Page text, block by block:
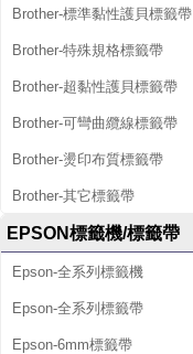
Brother-標準黏性護貝標籤帶
Brother-特殊規格標籤帶
Brother-超黏性護貝標籤帶
Brother-可彎曲纜線標籤帶
Brother-燙印布質標籤帶
Brother-其它標籤帶
EPSON標籤機/標籤帶
Epson-全系列標籤機
Epson-全系列標籤帶
Epson-6mm標籤帶